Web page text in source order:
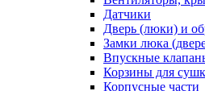
Датчики
Дверь (люки) и
Замки люка
Впускные
Корзины для
Корпусные части